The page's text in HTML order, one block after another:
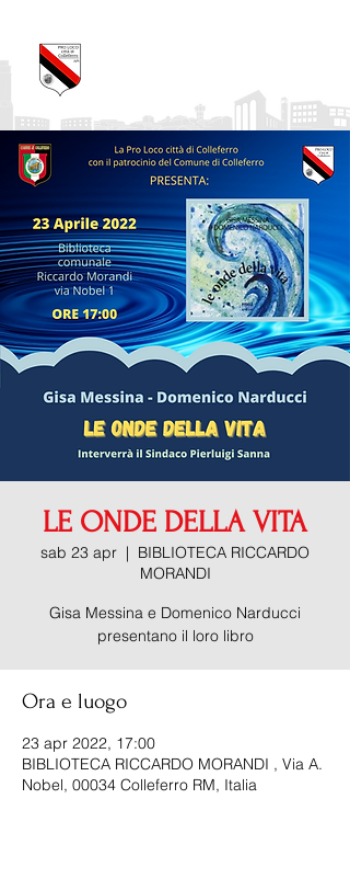
LE ONDE DELLA VITA
sab 23 apr
  |
BIBLIOTECA RICCARDO
MORANDI
Gisa Messina e Domenico Narducci
presentano il loro libro
Ora e luogo
23 apr 2022, 17:00
BIBLIOTECA RICCARDO MORANDI , Via A.
Nobel, 00034 Colleferro RM, Italia